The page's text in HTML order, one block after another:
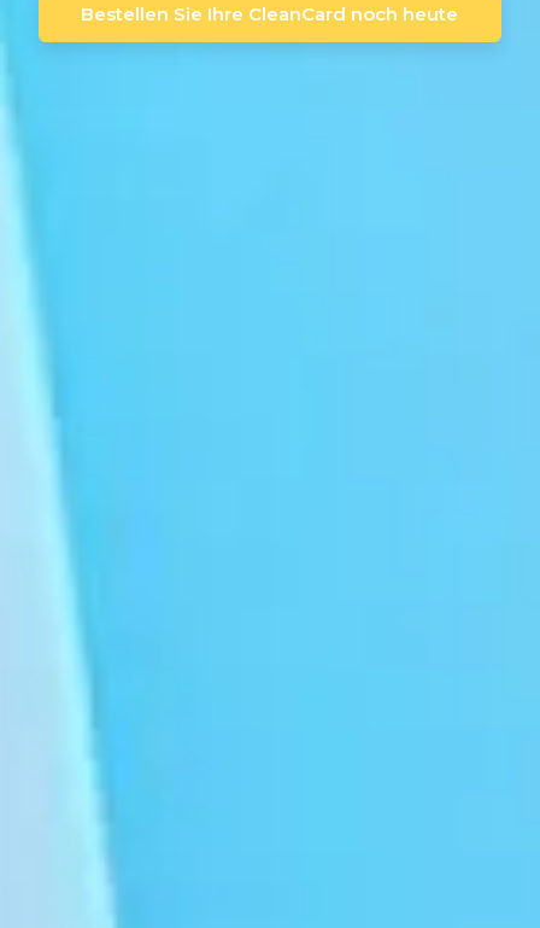
Bestellen Sie Ihre CleanCard noch heute